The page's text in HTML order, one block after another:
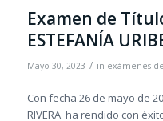
Examen de
ESTEFANÍA
Mayo 30, 2023 / in exámenes
Con fecha 26 de mayo de
RIVERA ha rendido con